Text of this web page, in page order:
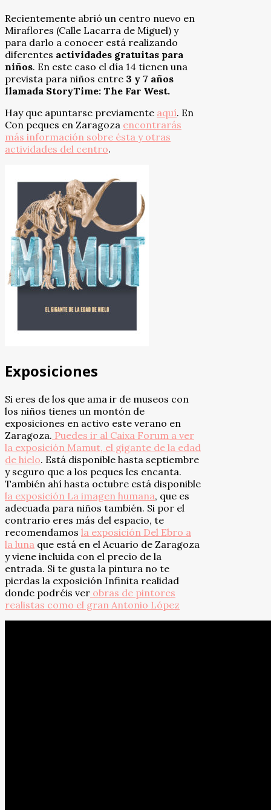
Recientemente abrió un centro nuevo en
Miraflores (Calle Lacarra de Miguel) y
para darlo a conocer está realizando
diferentes actividades gratuitas para
niños. En este caso el día 14 tienen una
prevista para niños entre 3 y 7 años
llamada StoryTime: The Far West.
Hay que apuntarse previamente aquí. En
Con peques en Zaragoza encontrarás
más información sobre ésta y otras
actividades del centro.
Exposiciones
Si eres de los que ama ir de museos con
los niños tienes un montón de
exposiciones en activo este verano en
Zaragoza. Puedes ir al Caixa Forum a ver
la exposición Mamut, el gigante de la edad
de hielo. Está disponible hasta septiembre
y seguro que a los peques les encanta.
También ahí hasta octubre está disponible
la exposición La imagen humana, que es
adecuada para niños también. Si por el
contrario eres más del espacio, te
recomendamos la exposición Del Ebro a
la luna que está en el Acuario de Zaragoza
y viene incluida con el precio de la
entrada. Si te gusta la pintura no te
pierdas la exposición Infinita realidad
donde podréis ver obras de pintores
realistas como el gran Antonio López